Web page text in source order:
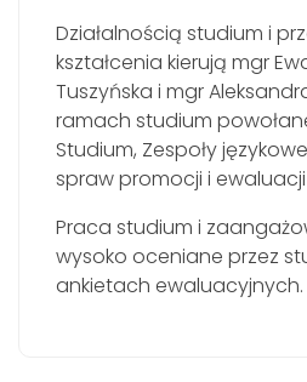
Działalnością studium i
kształcenia kierują mgr
Tuszyńska i mgr
ramach studium
Studium, Zespoły
spraw promocji i
Praca studium i
wysoko oceniane przez
ankietach ewaluacyjnych.